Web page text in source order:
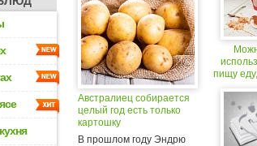
Австралиец собирается
целый год есть только
картошку
В прошлом году Эндрю
пищу